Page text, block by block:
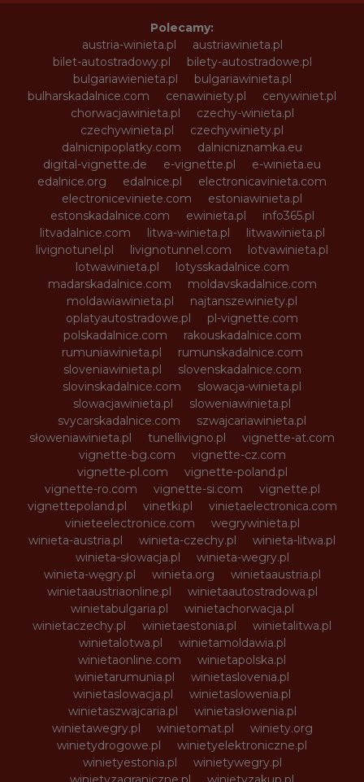
Polecamy:
austria-winieta.pl
austriawinieta.pl
bilet-autostradowy.pl
bilety-autostradowe.pl
bulgariawienieta.pl
bulgariawinieta.pl
bulharskadalnice.com
cenawiniety.pl
cenywiniet.pl
chorwacjawinieta.pl
czechy-winieta.pl
czechywinieta.pl
czechywiniety.pl
dalnicnipoplatky.com
dalnicniznamka.eu
digital-vignette.de
e-vignette.pl
e-winieta.eu
edalnice.org
edalnice.pl
electronicavinieta.com
electroniceviniete.com
estoniawinieta.pl
estonskadalnice.com
ewinieta.pl
info365.pl
litvadalnice.com
litwa-winieta.pl
litwawinieta.pl
livignotunel.pl
livignotunnel.com
lotvawinieta.pl
lotwawinieta.pl
lotysskadalnice.com
madarskadalnice.com
moldavskadalnice.com
moldawiawinieta.pl
najtanszewiniety.pl
oplatyautostradowe.pl
pl-vignette.com
polskadalnice.com
rakouskadalnice.com
rumuniawinieta.pl
rumunskadalnice.com
sloveniawinieta.pl
slovenskadalnice.com
slovinskadalnice.com
slowacja-winieta.pl
slowacjawinieta.pl
sloweniawinieta.pl
svycarskadalnice.com
szwajcariawinieta.pl
słoweniawinieta.pl
tunellivigno.pl
vignette-at.com
vignette-bg.com
vignette-cz.com
vignette-pl.com
vignette-poland.pl
vignette-ro.com
vignette-si.com
vignette.pl
vignettepoland.pl
vinetki.pl
vinietaelectronica.com
vinieteelectronice.com
wegrywinieta.pl
winieta-austria.pl
winieta-czechy.pl
winieta-litwa.pl
winieta-słowacja.pl
winieta-wegry.pl
winieta-węgry.pl
winieta.org
winietaaustria.pl
winietaaustriaonline.pl
winietaautostradowa.pl
winietabulgaria.pl
winietachorwacja.pl
winietaczechy.pl
winietaestonia.pl
winietalitwa.pl
winietalotwa.pl
winietamoldawia.pl
winietaonline.com
winietapolska.pl
winietarumunia.pl
winietaslovenia.pl
winietaslowacja.pl
winietaslowenia.pl
winietaszwajcaria.pl
winietasłowenia.pl
winietawegry.pl
winietomat.pl
winiety.org
winietydrogowe.pl
winietyelektroniczne.pl
winietyestonia.pl
winietywegry.pl